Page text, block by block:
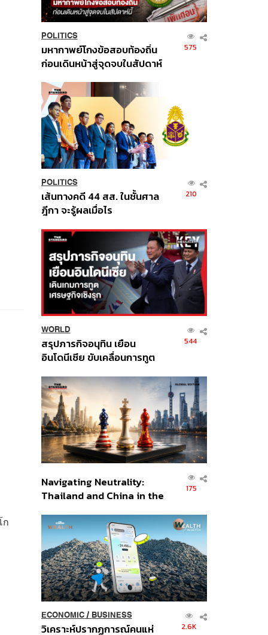
ก
POLITICS
มหากาพย์โกงข้อสอบท้องถิ่น
ก่อนเดินหน้าสู่จุดจบในสัปดาห์
575
POLITICS
เส้นทางคดี 44 สส. ในชั้นศาล
ฎีกา จะรู้ผลเมื่อไร
210
WORLD
สรุปภารกิจอนุทิน เยือน
อินโดนีเซีย ขับเคลื่อนการทูต
ส่วนยุทธศาสตร์ไทย –
อินโดนีเซีย
544
Navigating Neutrality:
Thailand and China in the
Order
175
ECONOMIC/ BUSINESS
วิเคราะห์ปรากฏการณ์คนแห่ 2.6K